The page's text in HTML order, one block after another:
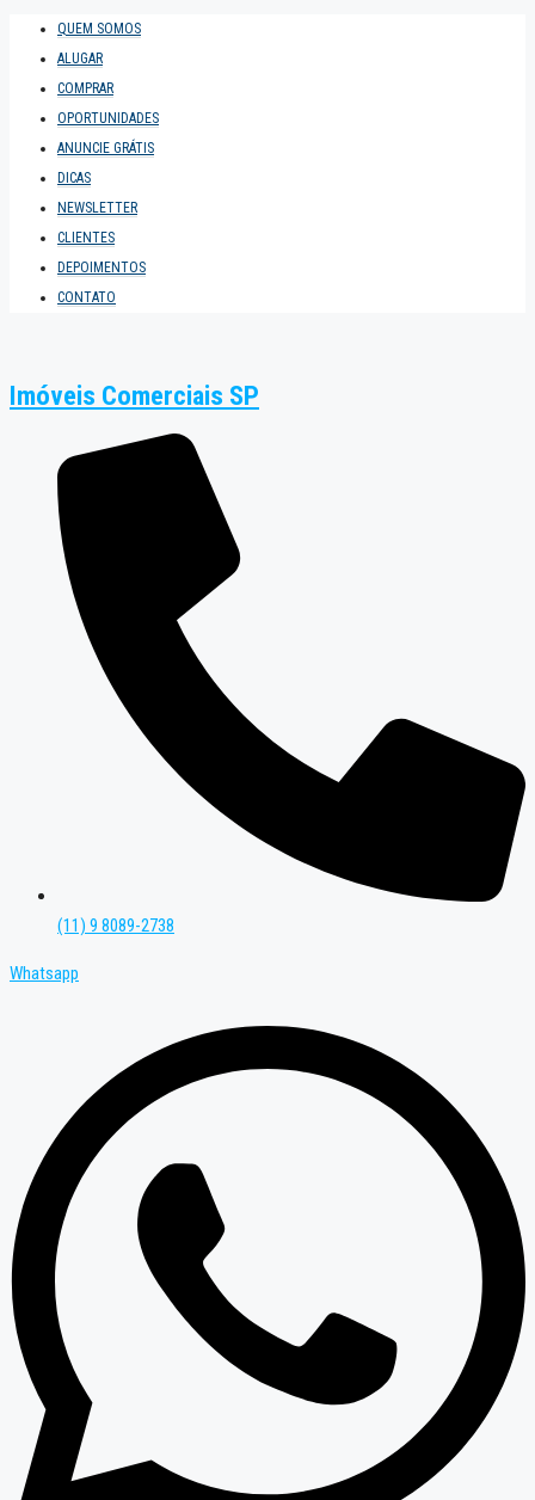
QUEM SOMOS
ALUGAR
COMPRAR
OPORTUNIDADES
ANUNCIE GRÁTIS
DICAS
NEWSLETTER
CLIENTES
DEPOIMENTOS
CONTATO
Imóveis Comerciais SP
(11) 9 8089-2738
Whatsapp